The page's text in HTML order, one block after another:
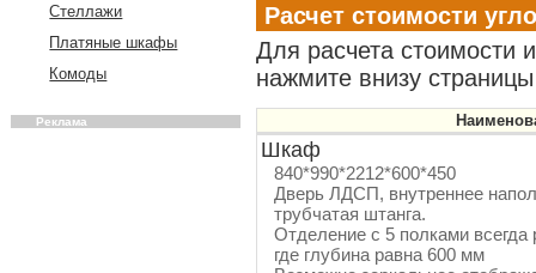
Расчет стоимости
Для расчета стоимости
нажмите внизу
Шкаф
840*990*2212*600*450
Дверь ЛДСП, внутреннее
трубчатая штанга.
Отделение с 5 полками всегда
где глубина равна 600 мм
Стеллажи
Платяные шкафы
Комоды
Реклама